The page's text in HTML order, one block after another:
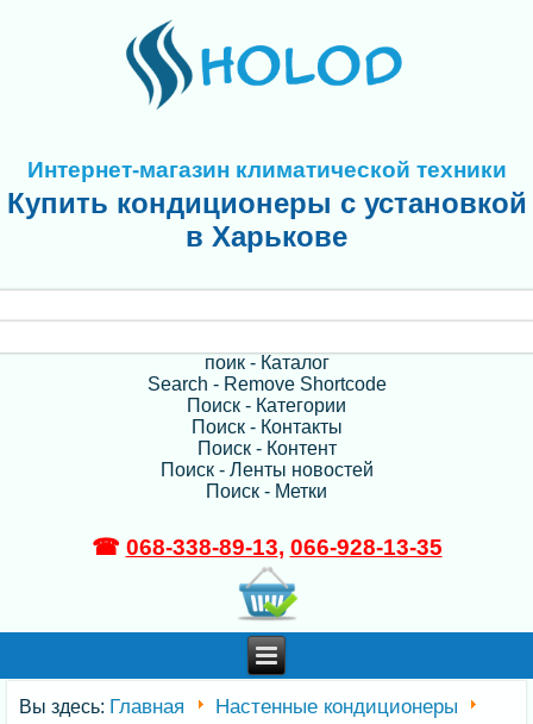
Интернет-магазин климатической техники
Купить кондиционеры с установкой
в Харькове
поик - Каталог
Search - Remove Shortcode
Поиск - Категории
Поиск - Контакты
Поиск - Контент
Поиск - Ленты новостей
Поиск - Метки
☎ 068-338-89-13, 066-928-13-35
Вы здесь: Главная
Настенные кондиционеры